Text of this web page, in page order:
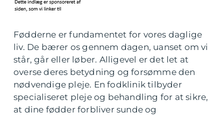
Fødderne er fundamentet for vores daglige
liv. De bærer os gennem dagen, uanset om vi
står, går eller løber. Alligevel er det let at
overse deres betydning og forsømme den
nødvendige pleje. En fodklinik tilbyder
specialiseret pleje og behandling for at sikre,
at dine fødder forbliver sunde og